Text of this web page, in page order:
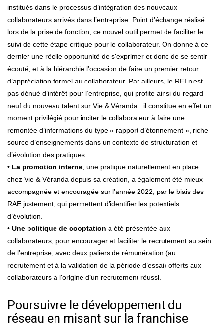
institués dans le processus d’intégration des nouveaux
collaborateurs arrivés dans l’entreprise. Point d’échange réalisé
lors de la prise de fonction, ce nouvel outil permet de faciliter le
suivi de cette étape critique pour le collaborateur. On donne à ce
dernier une réelle opportunité de s’exprimer et donc de se sentir
écouté, et à la hiérarchie l’occasion de faire un premier retour
d’appréciation formel au collaborateur. Par ailleurs, le REI n’est
pas dénué d’intérêt pour l’entreprise, qui profite ainsi du regard
neuf du nouveau talent sur Vie & Véranda : il constitue en effet un
moment privilégié pour inciter le collaborateur à faire une
remontée d’informations du type « rapport d’étonnement », riche
source d’enseignements dans un contexte de structuration et
d’évolution des pratiques.
• La promotion interne, une pratique naturellement en place
chez Vie & Véranda depuis sa création, a également été mieux
accompagnée et encouragée sur l’année 2022, par le biais des
RAE justement, qui permettent d’identifier les potentiels
d’évolution.
• Une politique de cooptation a été présentée aux
collaborateurs, pour encourager et faciliter le recrutement au sein
de l’entreprise, avec deux paliers de rémunération (au
recrutement et à la validation de la période d’essai) offerts aux
collaborateurs à l’origine d’un recrutement réussi.
Poursuivre le développement du
réseau en misant sur la franchise